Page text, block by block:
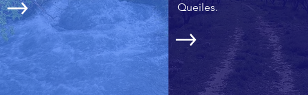
Queiles.